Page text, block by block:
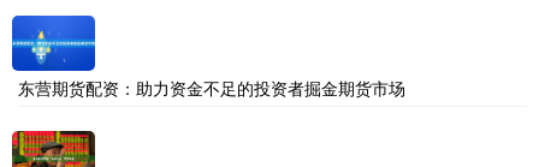
东营期货配资：助力资金不足的投资者掘金期货市场